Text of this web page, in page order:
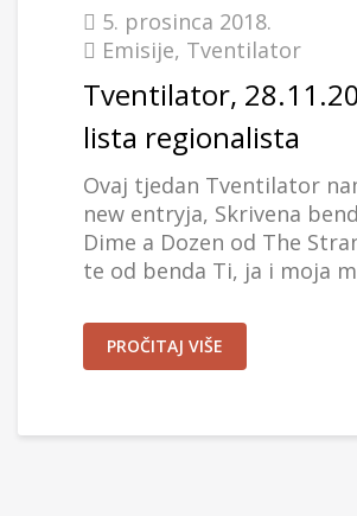
5. prosinca 2018.
Emisije, Tventilator
Tventilator,
lista regionalista
Ovaj tjedan Tventilator
new entryja, Skrivena
Dime a Dozen od The
te od benda Ti, ja i moja
PROČITAJ VIŠE